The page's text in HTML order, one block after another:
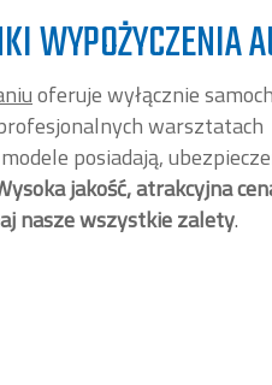
WYPOŻYCZENIA
oferuje wyłącznie
warsztatach
posiadają,
jakość, atrakcyjna
nasze wszystkie zalety.